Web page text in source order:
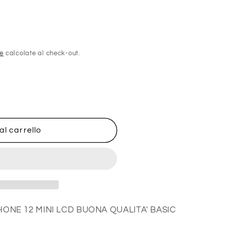
calcolate al check-out.
carrello
12 MINI LCD BUONA QUALITA' BASIC